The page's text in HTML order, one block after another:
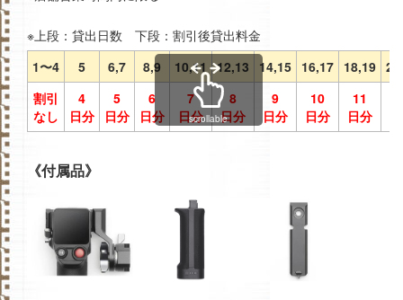
※上段：貸出日数 下段：割引後貸出料金
1〜4
5 6,7 8,9 10,11 12,13 14,15 16,17 18,19
割引
なし
4
日分
5
日分
6
日分
7
日分
8
日分
9
日分
10
日分
11
日分
scrollable
《付属品》